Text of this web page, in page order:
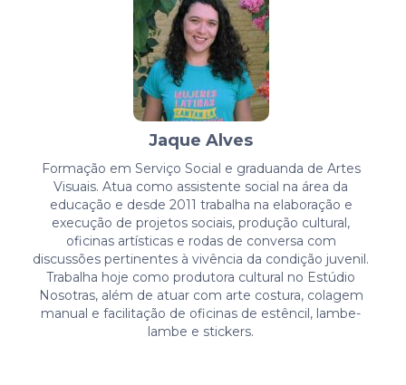
Jaque Alves
Formação em Serviço Social e graduanda de Artes
Visuais. Atua como assistente social na área da
educação e desde 2011 trabalha na elaboração e
execução de projetos sociais, produção cultural,
oficinas artísticas e rodas de conversa com
discussões pertinentes à vivência da condição juvenil.
Trabalha hoje como produtora cultural no Estúdio
Nosotras, além de atuar com arte costura, colagem
manual e facilitação de oficinas de estêncil, lambe-
lambe e stickers.